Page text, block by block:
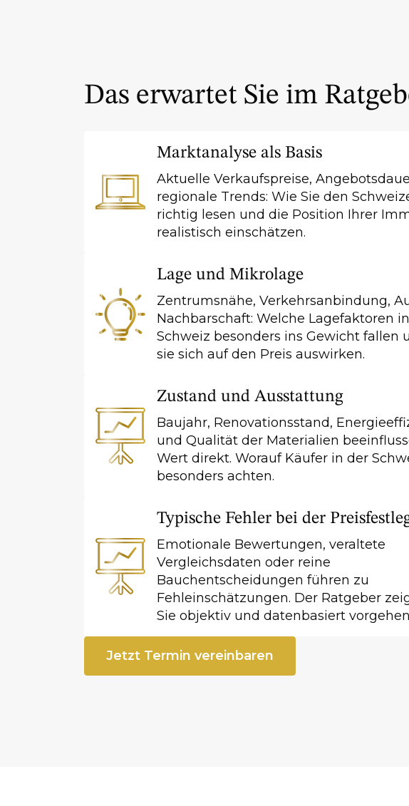
Das erwartet Sie im
Marktanalyse als Basis
Aktuelle Verkaufspreise,
regionale Trends: Wie Sie den
richtig lesen und die Position Ihrer
realistisch einschätzen.
Lage und Mikrolage
Zentrumsnähe, Verkehrsanbindung,
Nachbarschaft: Welche Lagefaktoren
Schweiz besonders ins Gewicht fallen
sie sich auf den Preis auswirken.
Zustand und Ausstattung
Baujahr, Renovationsstand,
und Qualität der Materialien
Wert direkt. Worauf Käufer in der
besonders achten.
Typische Fehler bei der
Emotionale Bewertungen, veraltete
Vergleichsdaten oder reine
Bauchentscheidungen führen zu
Fehleinschätzungen. Der Ratgeber
Sie objektiv und datenbasiert
Jetzt Termin vereinbaren